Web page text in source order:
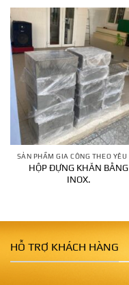
HỘP ĐỰNG KHĂN BẰNG
INOX.
HỖ TRỢ KHÁCH HÀNG